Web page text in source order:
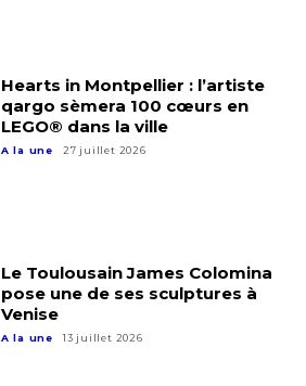
Hearts in Montpellier : l’artiste
qargo sèmera 100 cœurs en
LEGO® dans la ville
A la une 27 juillet 2026
Le Toulousain James Colomina
pose une de ses sculptures à
Venise
A la une 13 juillet 2026